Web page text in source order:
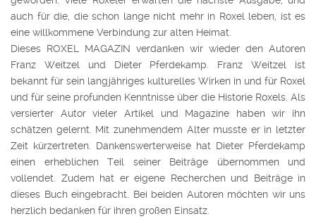
auch für die, die schon lange nicht mehr in Roxel leben, ist es
eine willkommene Verbindung zur alten Heimat.
Dieses ROXEL MAGAZIN verdanken wir wieder den Autoren
Franz Weitzel und Dieter Pferdekamp. Franz Weitzel ist
bekannt für sein langjähriges kulturelles Wirken in und für Roxel
und für seine profunden Kenntnisse über die Historie Roxels. Als
versierter Autor vieler Artikel und Magazine haben wir ihn
schätzen gelernt. Mit zunehmendem Alter musste er in letzter
Zeit kürzertreten. Dankenswerterweise hat Dieter Pferdekamp
einen erheblichen Teil seiner Beiträge übernommen und
vollendet. Zudem hat er eigene Recherchen und Beiträge in
dieses Buch eingebracht. Bei beiden Autoren möchten wir uns
herzlich bedanken für ihren großen Einsatz.